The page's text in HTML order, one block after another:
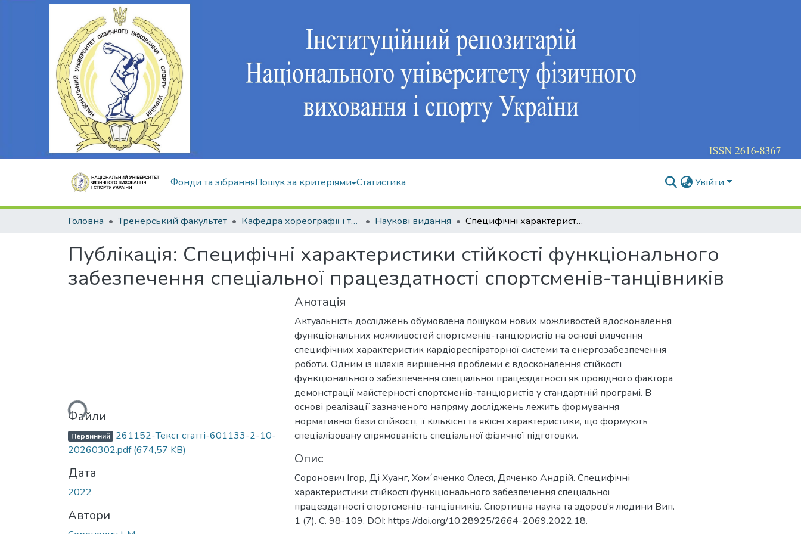
Фонди та зібранняПошук за критеріями Статистика Увійти
Головна Тренерський факультет Кафедра хореографії і танцювальних видів спорту Наукові видання Специфічні характеристики стійкості функціонального забезпечення спеціальної працездатності спортсменів-танцівників
Публікація: Специфічні характеристики стійкості функціонального
забезпечення спеціальної працездатності спортсменів-танцівників
Вантажиться...
Файли
Первинний 261152-Текст статті-601133-2-10-
20260302.pdf(674,57 KB)
Дата
2022
Автори
Анотація
Актуальність досліджень обумовлена​​ пошуком нових можливостей вдосконалення
функціональних можливостей спортсменів-танцюристів на основі вивчення
специфічних характеристик кардіореспіраторної системи та енергозабезпечення
роботи. Одним із шляхів вирішення проблеми є вдосконалення стійкості
функціонального забезпечення спеціальної працездатності як провідного фактора
демонстрації майстерності спортсменів-танцюристів у стандартній програмі. В
основі реалізації зазначеного напряму досліджень лежить формування
нормативної бази стійкості, її кількісні та якісні характеристики, що формують
спеціалізовану спрямованість спеціальної фізичної підготовки.
Опис
Соронович Ігор, Ді Хуанг, Хом´яченко Олеся, Дяченко Андрій. Специфічні
характеристики стійкості функціонального забезпечення спеціальної
працездатності спортсменів-танцівників. Спортивна наука та здоров'я людини Вип.
1 (7). С. 98-109. DOI: https://doi.org/10.28925/2664-2069.2022.18.